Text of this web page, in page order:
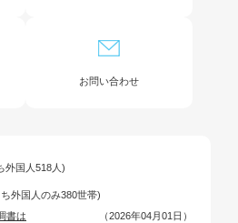
お問い合わせ
外国人518人)
外国人のみ380世帯)
書は
（2026年04月01日）